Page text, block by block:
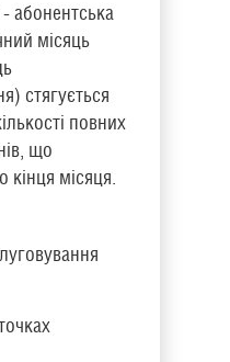
абонентська
місяць
стягується
повних
що
місяця.